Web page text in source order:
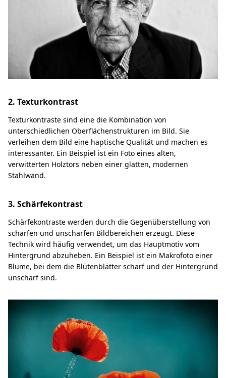
2. Texturkontrast
Texturkontraste sind eine die Kombination von
unterschiedlichen Oberflächenstrukturen im Bild. Sie
verleihen dem Bild eine haptische Qualität und machen es
interessanter. Ein Beispiel ist ein Foto eines alten,
verwitterten Holztors neben einer glatten, modernen
Stahlwand.
3. Schärfekontrast
Schärfekontraste werden durch die Gegenüberstellung von
scharfen und unscharfen Bildbereichen erzeugt. Diese
Technik wird häufig verwendet, um das Hauptmotiv vom
Hintergrund abzuheben. Ein Beispiel ist ein Makrofoto einer
Blume, bei dem die Blütenblätter scharf und der Hintergrund
unscharf sind.